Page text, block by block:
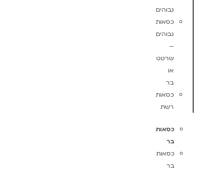
גבוהים
כסאות
גבוהים
–
שרטט
או
בר
כסאות
רשת
כסאות
בר
כסאות
בר